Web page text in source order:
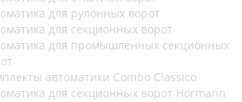
для рулонных ворот
для секционных ворот
для промышленных секционных
автоматики Combo Classico
для секционных ворот Hörmann